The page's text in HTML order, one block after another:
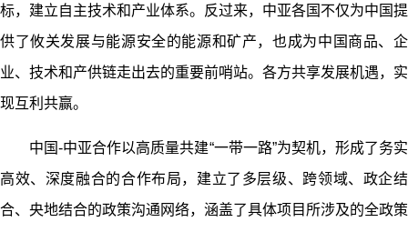
标，建立自主技术和产业体系。反过来，中亚各国不仅为中国提
供了攸关发展与能源安全的能源和矿产，也成为中国商品、企
业、技术和产供链走出去的重要前哨站。各方共享发展机遇，实
现互利共赢。
中国-中亚合作以高质量共建“一带一路”为契机，形成了务实
高效、深度融合的合作布局，建立了多层级、跨领域、政企结
合、央地结合的政策沟通网络，涵盖了具体项目所涉及的全政策